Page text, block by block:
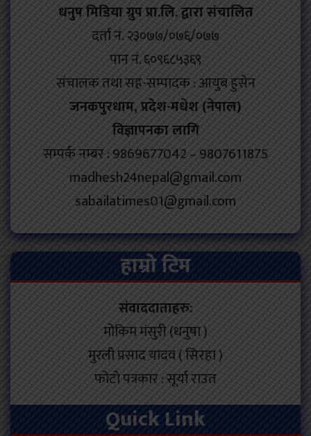
धनुष मिडिया ग्रुप प्रा.लि. द्वारा संचालित
दर्ता नं. २३०७७/०७६/०७७
पान नं. ६०९६८५३६९
संचालक तथा सह-सम्पादक : आयुब हुसेन
जनकपुरधाम, प्रदेश-मधेश (नेपाल)
विज्ञापनका लागि
सम्पर्क नम्बर : 9869677042 – 9807611875
madhesh24nepal@gmail.com
sabailatimes01@gmail.com
हाम्रो टिम
संवाददाताहरु:
मोकिम मंसुरी (धनुषा )
मुरली प्रसाद यादव ( सिरहा )
फोटो पत्रकार : सूर्या राउत
Quick Link